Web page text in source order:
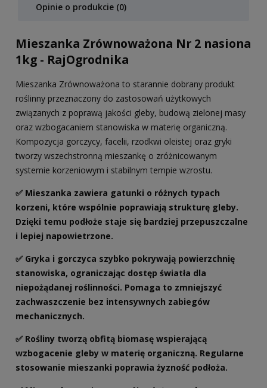
Opinie o produkcie (0)
Mieszanka Zrównoważona Nr 2 nasiona
1kg - RajOgrodnika
Mieszanka Zrównoważona to starannie dobrany produkt
roślinny przeznaczony do zastosowań użytkowych
związanych z poprawą jakości gleby, budową zielonej masy
oraz wzbogacaniem stanowiska w materię organiczną.
Kompozycja gorczycy, facelii, rzodkwi oleistej oraz gryki
tworzy wszechstronną mieszankę o zróżnicowanym
systemie korzeniowym i stabilnym tempie wzrostu.
✅ Mieszanka zawiera gatunki o różnych typach
korzeni, które wspólnie poprawiają strukturę gleby.
Dzięki temu podłoże staje się bardziej przepuszczalne
i lepiej napowietrzone.
✅ Gryka i gorczyca szybko pokrywają powierzchnię
stanowiska, ograniczając dostęp światła dla
niepożądanej roślinności. Pomaga to zmniejszyć
zachwaszczenie bez intensywnych zabiegów
mechanicznych.
✅ Rośliny tworzą obfitą biomasę wspierającą
wzbogacenie gleby w materię organiczną. Regularne
stosowanie mieszanki poprawia żyzność podłoża.